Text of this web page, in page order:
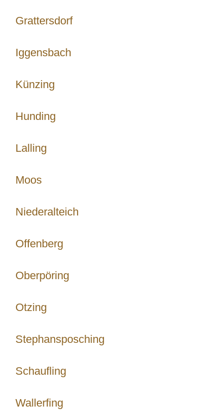
Grattersdorf
Iggensbach
Künzing
Hunding
Lalling
Moos
Niederalteich
Offenberg
Oberpöring
Otzing
Stephansposching
Schaufling
Wallerfing